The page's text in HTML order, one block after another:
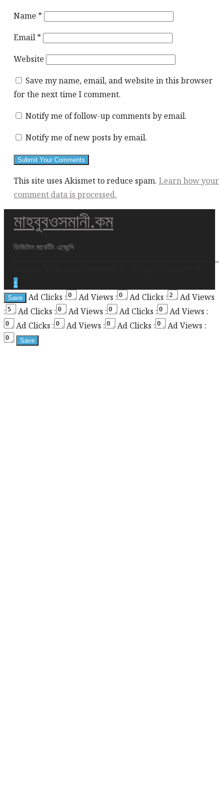
Name *
Email *
Website
Save my name, email, and website in this browser
for the next time I comment.
Notify me of follow-up comments by email.
Notify me of new posts by email.
This site uses Akismet to reduce spam. Learn how your
comment data is processed.
This
div
height
enabling
the
sticky
sidebar
মাহবুবওসমানী.কম
ডিজিটাল মার্কেটিং এজেন্সি
↑
Ad Clicks :
Ad Views : Ad Clicks :
Ad Views
:
Ad Clicks : Ad Views : Ad Clicks :
Ad Views :
Ad Clicks :
Ad Views : Ad Clicks : Ad Views :